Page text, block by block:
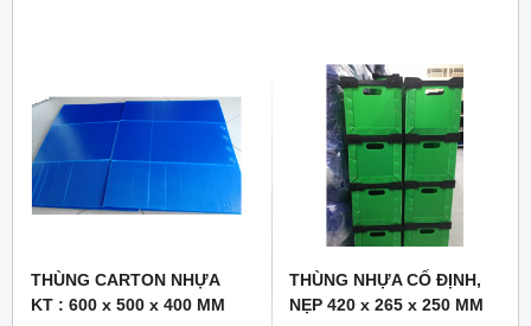
THÙNG CARTON NHỰA
KT : 600 x 500 x 400 MM
THÙNG NHỰA CỐ ĐỊNH,
NẸP 420 x 265 x 250 MM